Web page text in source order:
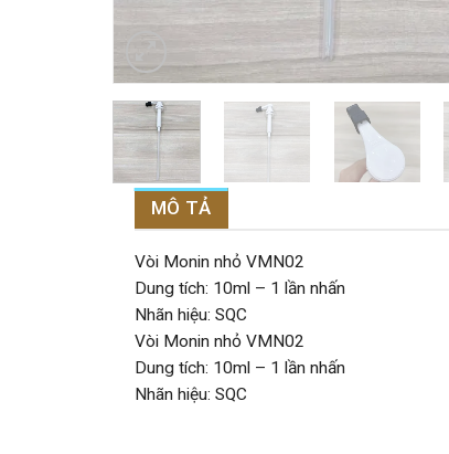
MÔ TẢ
Vòi Monin nhỏ VMN02
Dung tích: 10ml – 1 lần nhấn
Nhãn hiệu: SQC
Vòi Monin nhỏ VMN02
Dung tích: 10ml – 1 lần nhấn
Nhãn hiệu: SQC